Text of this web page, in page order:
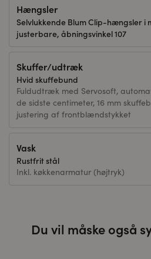
Hængsler
Selvlukkende Blum Clip-hængsler i
justerbare, åbningsvinkel 107
Skuffer/udtræk
Hvid skuffebund
Fuldudtræk med Servosoft,
de sidste centimeter, 16 mm
justering af frontblændstykket
Vask
Rustfrit stål
Inkl. køkkenarmatur (højtryk)
Du vil måske også